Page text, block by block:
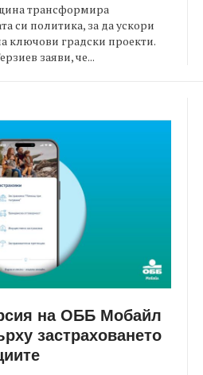
трансформира
си политика, за да ускори
ключови градски проекти.
заяви, че...
на ОББ Мобайл
застраховането